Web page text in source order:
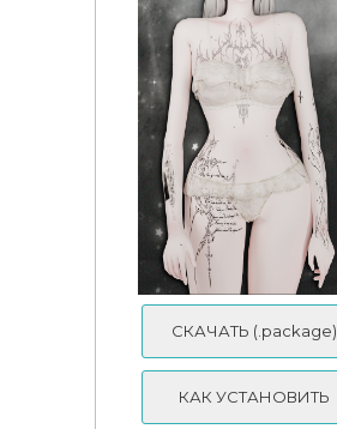
Female tattoo #17
СКАЧАТЬ (.package)
КАК УСТАНОВИТЬ